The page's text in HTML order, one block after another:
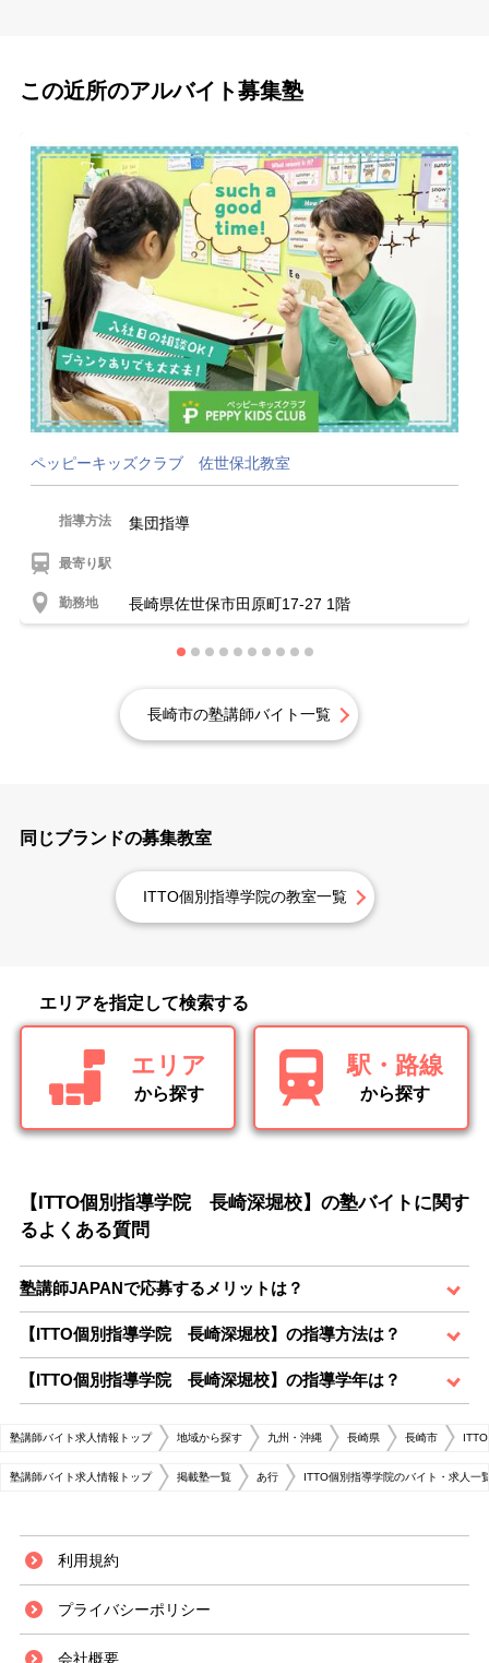
この近所のアルバイト募集塾
ペッピーキッズクラブ 佐世保北教室
指導方法 集団指導
最寄り駅
勤務地 長崎県佐世保市田原町17-27 1階
長崎市の塾講師バイト一覧
同じブランドの募集教室
ITTO個別指導学院の教室一覧
エリアを指定して検索する
エリア
から探す
駅・路線
から探す
【ITTO個別指導学院 長崎深堀校】の塾バイトに関す
るよくある質問
塾講師JAPANで応募するメリットは？
【ITTO個別指導学院 長崎深堀校】の指導方法は？
【ITTO個別指導学院 長崎深堀校】の指導学年は？
塾講師バイト求人情報トップ 地域から探す 九州・沖縄 長崎県 長崎市
塾講師バイト求人情報トップ 掲載塾一覧 あ行 ITTO個別指導学院のバイト・求人一
利用規約
プライバシーポリシー
会社概要